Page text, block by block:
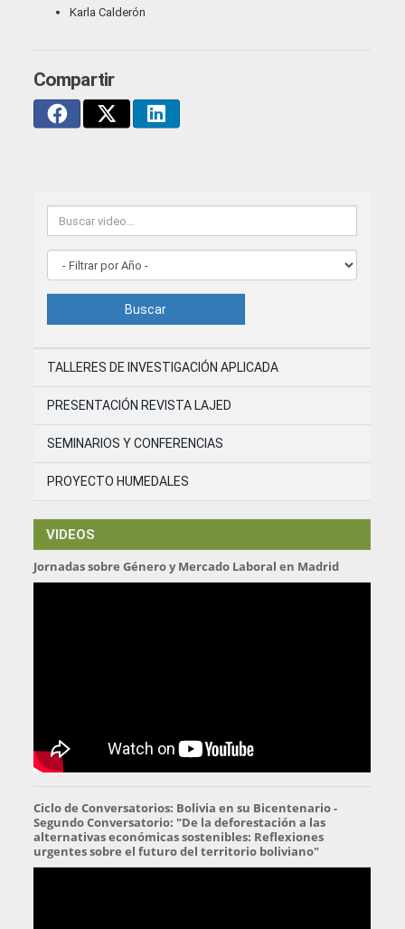
Buscar
TALLERES DE INVESTIGACIÓN APLICADA
PRESENTACIÓN REVISTA LAJED
SEMINARIOS Y CONFERENCIAS
PROYECTO HUMEDALES
VIDEOS
Jornadas sobre Género y Mercado Laboral en Madrid
Ciclo de Conversatorios: Bolivia en su Bicentenario -
Segundo Conversatorio: "De la deforestación a las
alternativas económicas sostenibles: Reflexiones
urgentes sobre el futuro del territorio boliviano"
Karla Calderón
Compartir